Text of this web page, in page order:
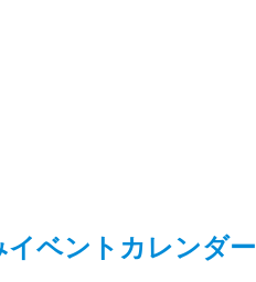
イベントカレンダー